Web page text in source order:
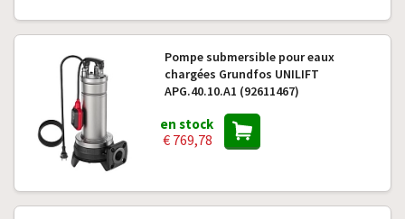
Pompe submersible pour eaux
chargées Grundfos UNILIFT
APG.40.10.A1 (92611467)
en stock
€ 769,78